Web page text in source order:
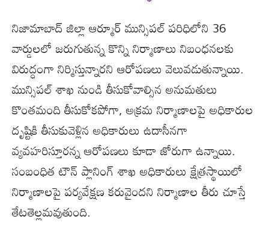
నిజామాబాద్ జిల్లా ఆర్మూర్ మున్సిపల్ పరిధిలోని 36
వార్డులలో జరుగుతున్న కొన్ని నిర్మాణాలు నిబంధనలకు
విరుద్ధంగా నిర్మిస్తున్నారని ఆరోపణలు వెలువడుతున్నాయి.
మున్సిపల్ శాఖ నుండి తీసుకోవాల్సిన అనుమతులు
కొంతమంది తీసుకోకపోగా, అక్రమ నిర్మాణాలపై అధికారుల
దృష్టికి తీసుకువెళ్లిన అధికారులు ఉదాసీనగా
వ్యవహరిస్తూరన్న ఆరోపణలు కూడా జోరుగా ఉన్నాయి.
సంబంధిత టౌన్ ప్లానింగ్ శాఖ అధికారులు క్షేత్రస్థాయిలో
నిర్మాణాలపై పర్యవేక్షణ కరువైందని నిర్మాణాల తీరు చూస్తే
తేటతెల్లమవుతుంది.